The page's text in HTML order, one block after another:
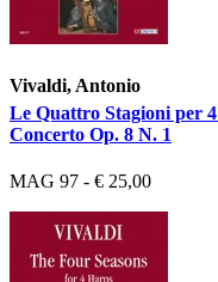
Vivaldi, Antonio
Le Quattro Stagioni per
Concerto Op. 8 N. 1
MAG 97 - € 25,00